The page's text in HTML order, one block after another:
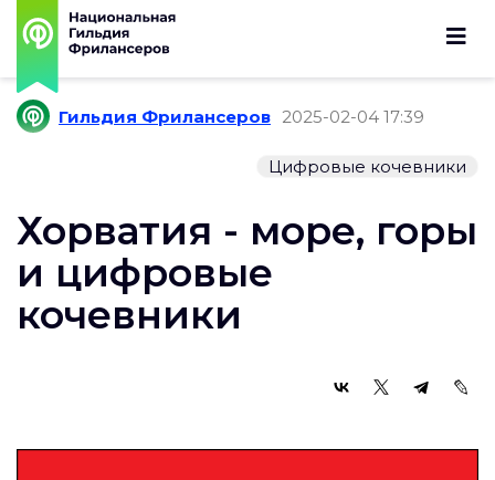
Гильдия Фрилансеров 2025-02-04 17:39
Цифровые кочевники
Хорватия - море, горы
и цифровые
кочевники